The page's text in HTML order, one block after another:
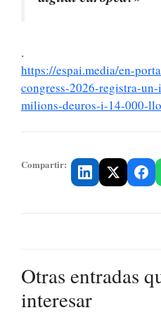
.
https://espai.media/en-
congress-2026-registra-
milions-deuros-i-14-000-
Compartir:
Otras entradas
interesar